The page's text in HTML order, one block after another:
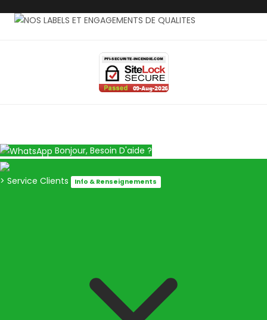
Bonjour, Besoin D'aide ?
> Service Clients Info & Renseignements